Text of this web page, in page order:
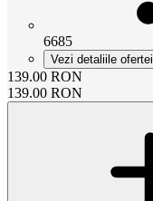
6685
Vezi detaliile ofertei
139.00 RON
139.00 RON